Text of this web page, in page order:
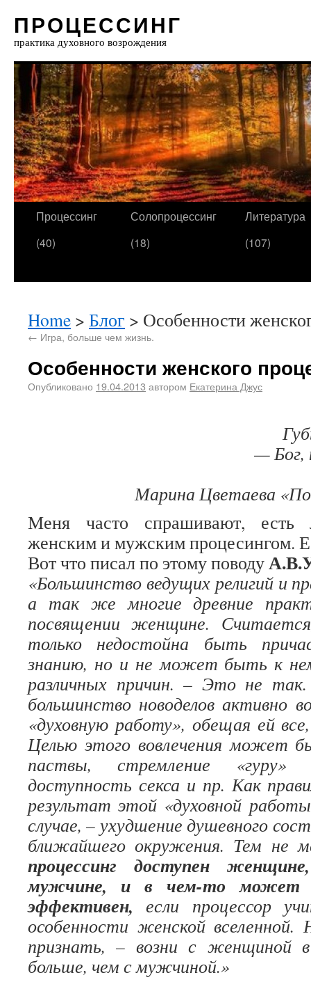
ПРОЦЕССИНГ
практика духовного возрождения
Процессинг
(40)
Солопроцессинг
(18)
Литература
(107)
Home > Блог > Особенности
← Игра, больше чем жизнь.
Особенности женского
Опубликовано 19.04.2013 автором Екатерина Джус
— Бог,
Марина Цветаева
Меня часто спрашивают, есть
женским и мужским процесингом.
Вот что писал по этому поводу
«Большинство ведущих религий и
а так же многие древние
посвящении женщине.
только недостойна быть
знанию, но и не может быть к
различных причин. – Это не
большинство новоделов активно
«духовную работу», обещая ей
Целью этого вовлечения может
паствы, стремление «гуру»
доступность секса и пр. Как
результат этой «духовной
случае, – ухудшение душевного
ближайшего окружения. Тем не
процессинг доступен
мужчине, и в чем-то может
эффективен, если процессор
особенности женской
признать, – возни с женщиной в
больше, чем с мужчиной.»